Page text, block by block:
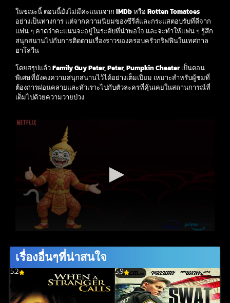
ในขณะนี้ ตอนนี้ยังไม่มีคะแนนจาก IMDbหรือ Rotten Tomatoes
อย่างเป็นทางการ แต่จากความนิยมของซีรีส์และกระแสตอบรับที่ดีจาก
แฟน ๆ คาดว่าคะแนนจะอยู่ในระดับที่น่าพอใจ และจะทำให้แฟน ๆ รู้สึก
สนุกสนานไปกับการติดตามเรื่องราวของครอบครัวกริฟฟินในเทศกาล
ฮาโลวีน
โดยสรุปแล้วFamily Guy Peter, Peter, Pumpkin Cheaterเป็นตอน
พิเศษที่ยังคงความสนุกสนานไว้ได้อย่างเต็มเปี่ยม เหมาะสำหรับผู้ชมที่
ต้องการผ่อนคลายและหัวเราะไปกับตัวละครที่คุ้นเคยในสถานการณ์ที่
เต็มไปด้วยความวายป่วง
เรื่องอื่นๆที่น่าสนใจ
5.2 5.9